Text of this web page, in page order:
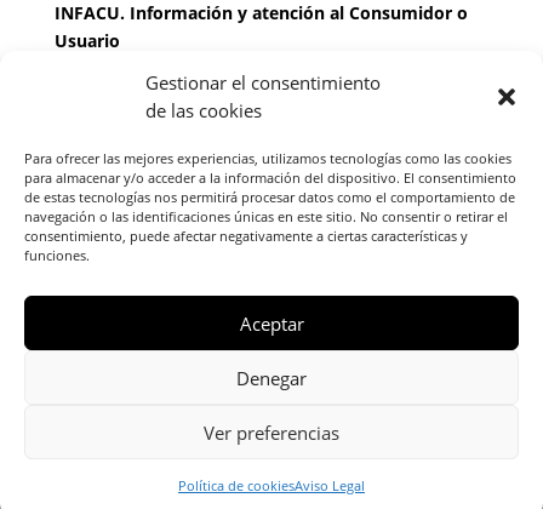
Gestionar el consentimiento
de las cookies
Para ofrecer las mejores experiencias, utilizamos tecnologías como las cookies
para almacenar y/o acceder a la información del dispositivo. El consentimiento
de estas tecnologías nos permitirá procesar datos como el comportamiento de
navegación o las identificaciones únicas en este sitio. No consentir o retirar el
consentimiento, puede afectar negativamente a ciertas características y
funciones.
Aceptar
Denegar
Ver preferencias
Política de cookiesAviso Legal
INFACU. Información y atención al Consumidor o
Usuario
MARTES Y JUEVES de17:00 a 20 horas
horas
Teléfono de contacto976 13 47 92
FACU, Calle Leopoldo Romeo, 30 local
privacidad
Aviso Legal